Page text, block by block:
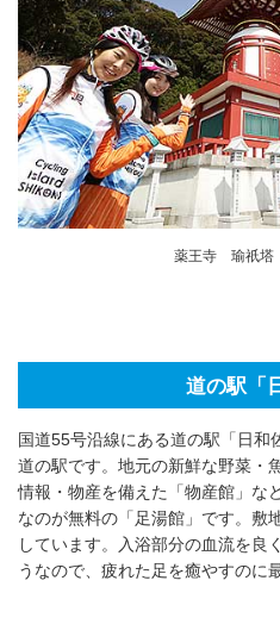
薬王寺 瑜祇塔
道の駅「
国道55号沿線にある道の駅「日和
道の駅です。地元の新鮮な野菜・
情報・物産を備えた「物産館」な
なのが無料の「足湯館」です。敷
しています。入浴部分の血流を良
うなので、疲れた足を癒やすのに